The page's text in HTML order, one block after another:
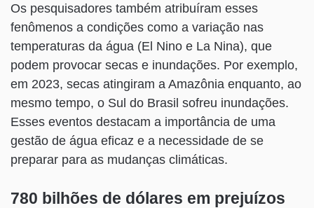
Os pesquisadores também atribuíram esses
fenômenos a condições como a variação nas
temperaturas da água (El Nino e La Nina), que
podem provocar secas e inundações. Por exemplo,
em 2023, secas atingiram a Amazônia enquanto, ao
mesmo tempo, o Sul do Brasil sofreu inundações.
Esses eventos destacam a importância de uma
gestão de água eficaz e a necessidade de se
preparar para as mudanças climáticas.
780 bilhões de dólares em prejuízos